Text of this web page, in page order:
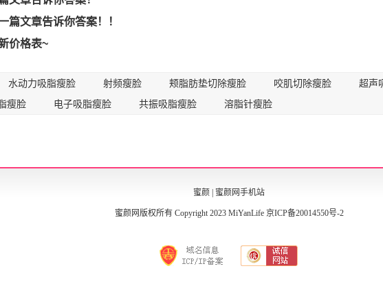
篇文章告诉你答案！！
价格表~
水动力吸脂瘦脸 射频瘦脸 颊脂肪垫切除瘦脸 咬肌切除瘦脸
超声
瘦脸 电子吸脂瘦脸 共振吸脂瘦脸 溶脂针瘦脸
蜜颜 蜜颜网手机站
蜜颜网版权所有 Copyright 2023 MiYanLife 京ICP备20014550号-2